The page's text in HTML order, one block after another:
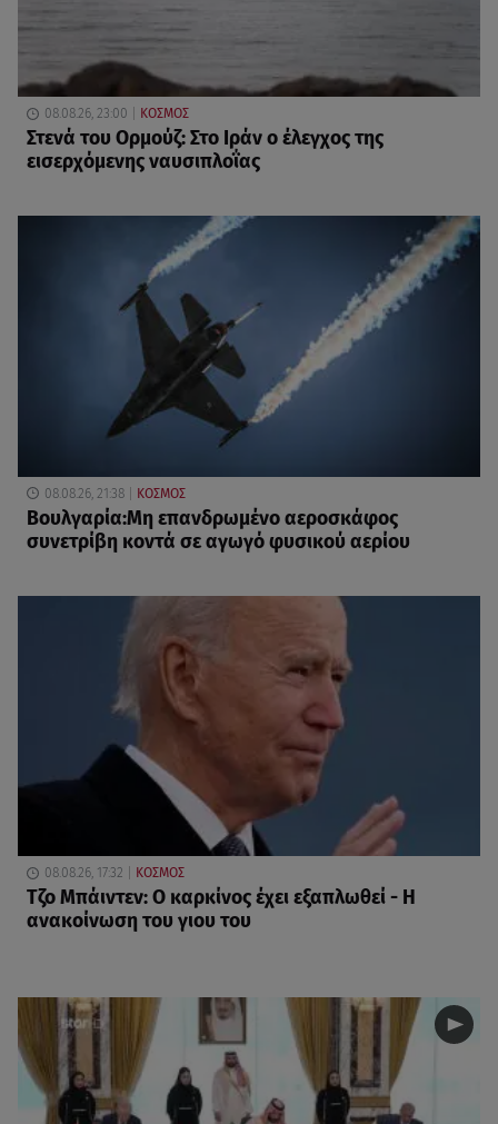
08.08.26, 23:00 ΚΟΣΜΟΣ
Στενά του Ορμούζ: Στο Ιράν ο έλεγχος της
εισερχόμενης ναυσιπλοΐας
08.08.26, 21:38 ΚΟΣΜΟΣ
Βουλγαρία:Μη επανδρωμένο αεροσκάφος
συνετρίβη κοντά σε αγωγό φυσικού αερίου
08.08.26, 17:32 ΚΟΣΜΟΣ
Τζο Μπάιντεν: Ο καρκίνος έχει εξαπλωθεί - Η
ανακοίνωση του γιου του